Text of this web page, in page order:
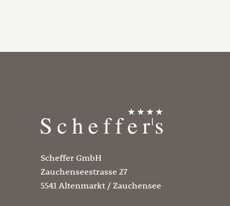
Scheffer GmbH
Zauchenseestrasse 27
5541 Altenmarkt / Zauchensee